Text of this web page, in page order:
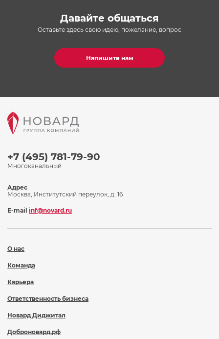
Давайте общаться
Оставьте здесь свою идею, пожелание, вопрос
Напишите нам
+7 (495) 781-79-90
Многоканальный
О нас
Команда
Карьера
Ответственность бизнеса
Новард Диджитал
Доброновард.рф
Адрес
Москва, Институтский переулок, д. 16
E-mail inf@novard.ru